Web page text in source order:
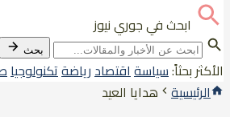
ابحث في جوري نيوز
بحث
الأكثر بحثاً:سياسةاقتصادرياضةتكنولوجيا
الرئيسية هدايا العيد